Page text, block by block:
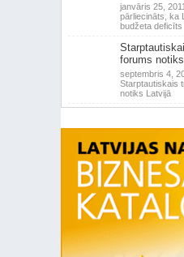
janvāris 25,
pārliecināts, ka
budžeta deficīts
forums
septembris 4,
Starptautiskais
notiks Latvijā